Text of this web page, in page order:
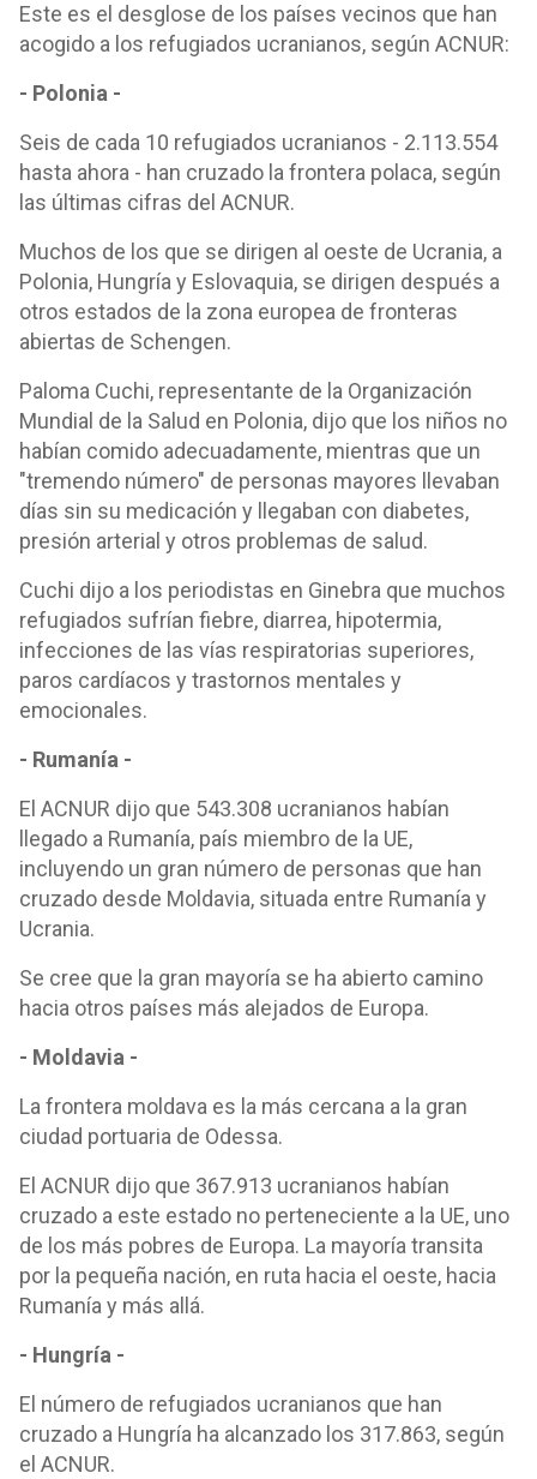
Este es el desglose de los países vecinos que han
acogido a los refugiados ucranianos, según ACNUR:
- Polonia -
Seis de cada 10 refugiados ucranianos - 2.113.554
hasta ahora - han cruzado la frontera polaca, según
las últimas cifras del ACNUR.
Muchos de los que se dirigen al oeste de Ucrania, a
Polonia, Hungría y Eslovaquia, se dirigen después a
otros estados de la zona europea de fronteras
abiertas de Schengen.
Paloma Cuchi, representante de la Organización
Mundial de la Salud en Polonia, dijo que los niños no
habían comido adecuadamente, mientras que un
"tremendo número" de personas mayores llevaban
días sin su medicación y llegaban con diabetes,
presión arterial y otros problemas de salud.
Cuchi dijo a los periodistas en Ginebra que muchos
refugiados sufrían fiebre, diarrea, hipotermia,
infecciones de las vías respiratorias superiores,
paros cardíacos y trastornos mentales y
emocionales.
- Rumanía -
El ACNUR dijo que 543.308 ucranianos habían
llegado a Rumanía, país miembro de la UE,
incluyendo un gran número de personas que han
cruzado desde Moldavia, situada entre Rumanía y
Ucrania.
Se cree que la gran mayoría se ha abierto camino
hacia otros países más alejados de Europa.
- Moldavia -
La frontera moldava es la más cercana a la gran
ciudad portuaria de Odessa.
El ACNUR dijo que 367.913 ucranianos habían
cruzado a este estado no perteneciente a la UE, uno
de los más pobres de Europa. La mayoría transita
por la pequeña nación, en ruta hacia el oeste, hacia
Rumanía y más allá.
- Hungría -
El número de refugiados ucranianos que han
cruzado a Hungría ha alcanzado los 317.863, según
el ACNUR.